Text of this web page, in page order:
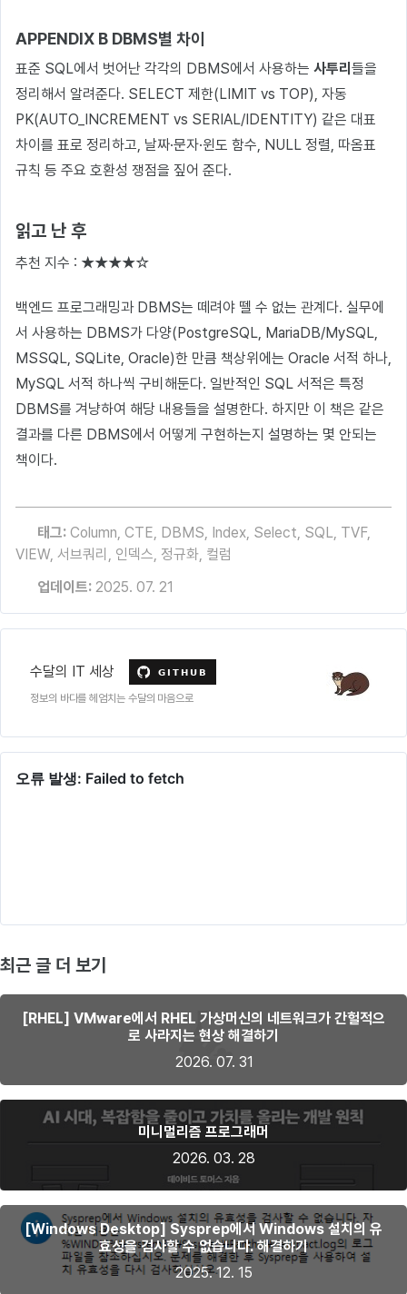
APPENDIX B DBMS별 차이
표준 SQL에서 벗어난 각각의 DBMS에서 사용하는 사투리 들을
정리해서 알려준다. SELECT 제한(LIMIT vs TOP), 자동
PK(AUTO_INCREMENT vs SERIAL/IDENTITY) 같은 대표
차이를 표로 정리하고, 날짜·문자·윈도 함수, NULL 정렬, 따옴표
규칙 등 주요 호환성 쟁점을 짚어 준다.
읽고 난 후
추천 지수 : ★★★★☆
백엔드 프로그래밍과 DBMS는 떼려야 뗄 수 없는 관계다. 실무에
서 사용하는 DBMS가 다양(PostgreSQL, MariaDB/MySQL,
MSSQL, SQLite, Oracle)한 만큼 책상위에는 Oracle 서적 하나,
MySQL 서적 하나씩 구비해둔다. 일반적인 SQL 서적은 특정
DBMS를 겨냥하여 해당 내용들을 설명한다. 하지만 이 책은 같은
결과를 다른 DBMS에서 어떻게 구현하는지 설명하는 몇 안되는
책이다.
태그: Column CTE DBMS Index Select SQL TVF,
VIEW, 서브쿼리 인덱스 정규화 컬럼
업데이트: 2025. 07. 21
수달의 IT 세상
정보의 바다를 헤엄치는 수달의 마음으로
최근 글 더 보기
[RHEL] VMware에서 RHEL 가상머신의 네트워크가 간헐적으
로 사라지는 현상 해결하기
2026. 07. 31
미니멀리즘 프로그래머
2026. 03. 28
[Windows Desktop] Sysprep에서 Windows 설치의 유
효성을 검사할 수 없습니다. 해결하기
2025. 12. 15